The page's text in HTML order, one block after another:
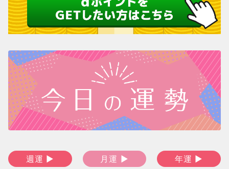
週運 ▶ 月運 ▶ 年運 ▶